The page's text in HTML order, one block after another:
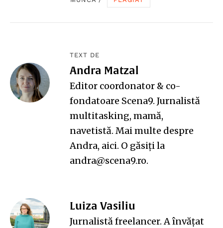
TEXT DE
Andra Matzal
Editor coordonator & co-
fondatoare Scena9. Jurnalistă
multitasking, mamă,
navetistă. Mai multe despre
Andra, aici. O găsiți la
andra@scena9.ro.
Luiza Vasiliu
Jurnalistă freelancer. A învățat